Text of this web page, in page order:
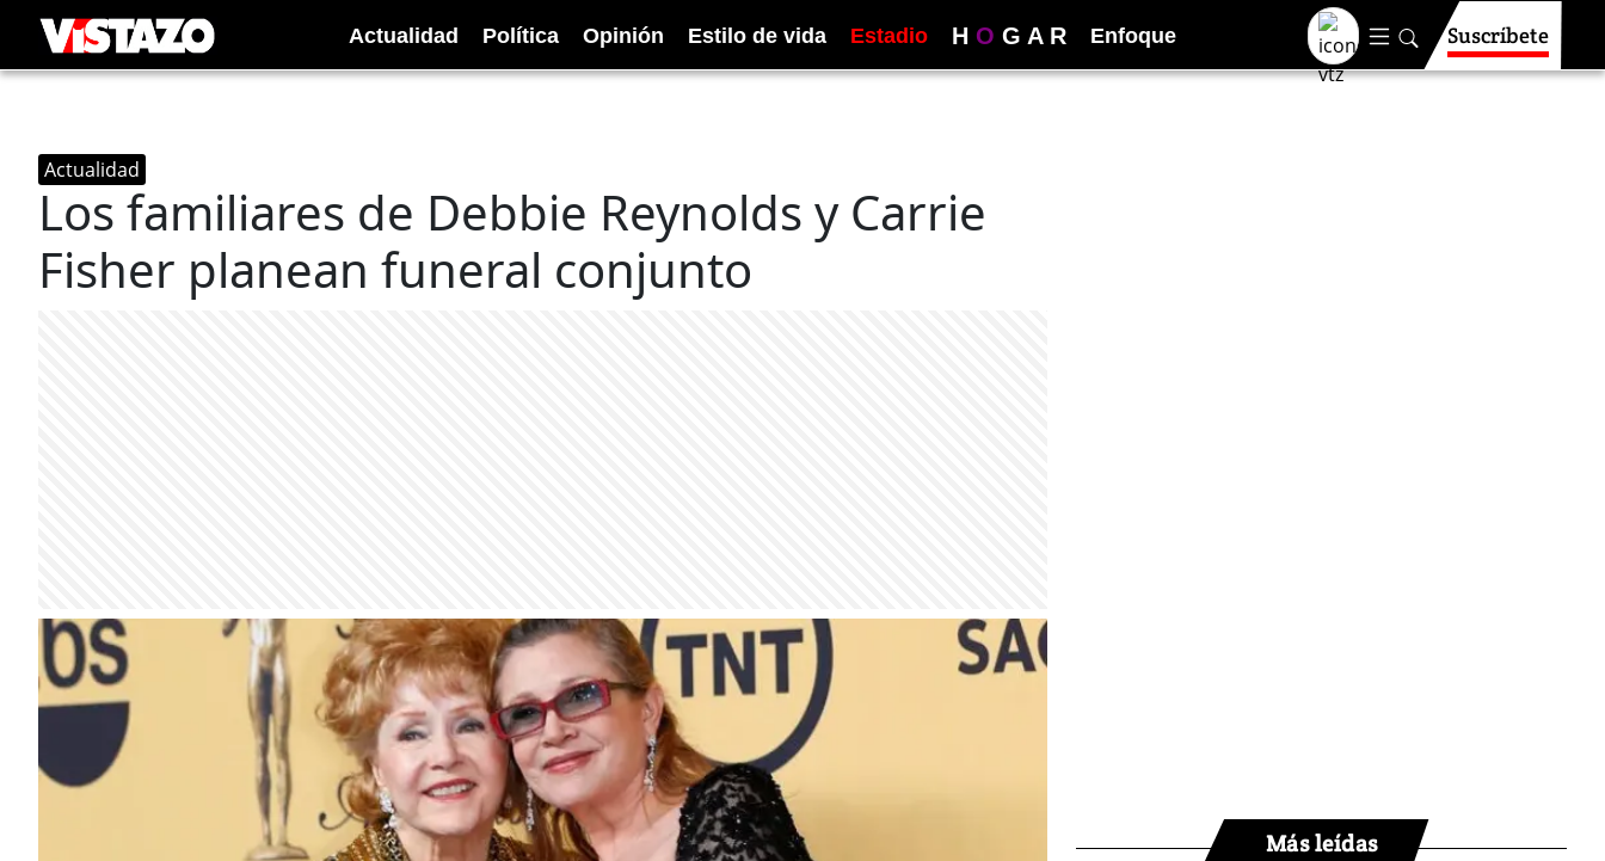
Actualidad Política Opinión Estilo de vida Estadio H O G A R Enfoque Suscríbete
Actualidad
Los familiares de Debbie Reynolds y Carrie
Fisher planean funeral conjunto
Más leídas